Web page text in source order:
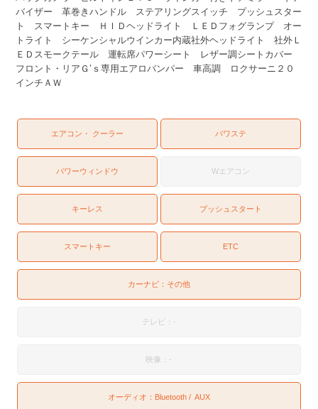
バイザー 革巻きハンドル ステアリングスイッチ プッシュスター
ト スマートキー ＨＩＤヘッドライト ＬＥＤフォグランプ オー
トライト シーケンシャルウインカー内蔵社外ヘッドライト 社外Ｌ
ＥＤスモークテール 運転席パワーシート レザー調シートカバー
フロント・リアＧ’ｓ専用エアロバンパー 車高調 ロクサーニ２０
インチＡＷ
エアコン・ クーラー パワステ
パワーウィンドウ Wエアコン
キーレス プッシュスタート
スマートキー ETC
カーナビ： その他
テレビ：-
映像：-
オーディオ： Bluetooth AUX